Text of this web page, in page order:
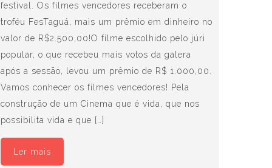
festival. Os filmes vencedores receberam o
troféu FesTaguá, mais um prêmio em dinheiro no
valor de R$2.500,00!O filme escolhido pelo júri
popular, o que recebeu mais votos da galera
após a sessão, levou um prêmio de R$ 1.000,00.
Vamos conhecer os filmes vencedores! Pela
construção de um Cinema que é vida, que nos
possibilita vida e que […]
Ler mais